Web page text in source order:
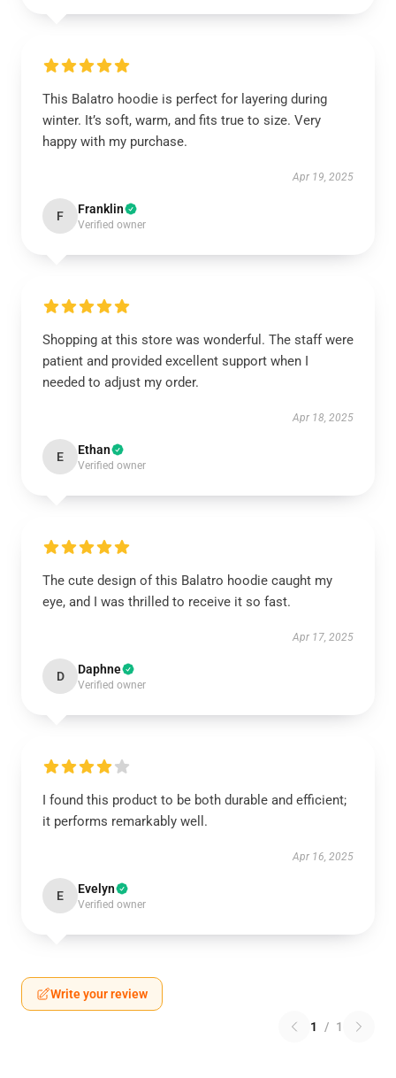
This Balatro hoodie is perfect for layering during
winter. It’s soft, warm, and fits true to size. Very
happy with my purchase.
Apr 19, 2025
F Franklin
Verified owner
Shopping at this store was wonderful. The staff were
patient and provided excellent support when I
needed to adjust my order.
Apr 18, 2025
E Ethan
Verified owner
The cute design of this Balatro hoodie caught my
eye, and I was thrilled to receive it so fast.
Apr 17, 2025
D Daphne
Verified owner
I found this product to be both durable and efficient;
it performs remarkably well.
Apr 16, 2025
E Evelyn
Verified owner
Write your review
1 / 1